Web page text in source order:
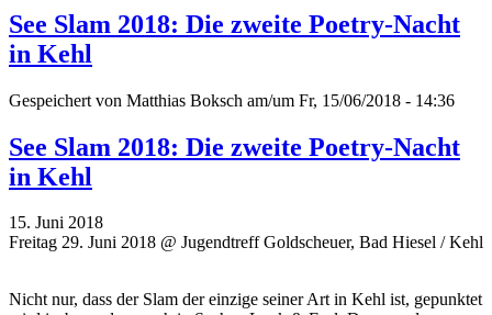
See Slam 2018: Die zweite Poetry-Nacht
in Kehl
Gespeichert von Matthias Boksch am/um Fr, 15/06/2018 - 14:36
See Slam 2018: Die zweite Poetry-Nacht
in Kehl
15. Juni 2018
Freitag 29. Juni 2018 @ Jugendtreff Goldscheuer, Bad Hiesel / Kehl
Nicht nur, dass der Slam der einzige seiner Art in Kehl ist, gepunktet